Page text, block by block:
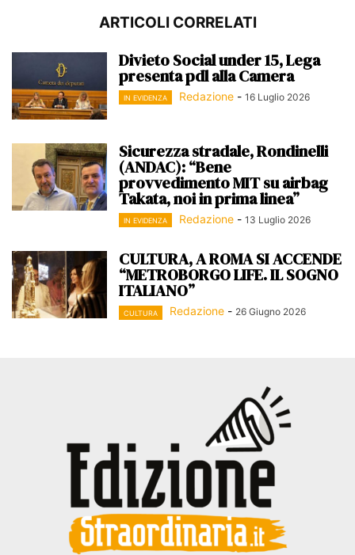
ARTICOLI CORRELATI
Divieto Social under 15, Lega
presenta pdl alla Camera
IN EVIDENZA Redazione - 16 Luglio 2026
Sicurezza stradale, Rondinelli
(ANDAC): “Bene
provvedimento MIT su airbag
Takata, noi in prima linea”
IN EVIDENZA Redazione - 13 Luglio 2026
CULTURA, A ROMA SI ACCENDE
“METROBORGO LIFE. IL SOGNO
ITALIANO”
CULTURA Redazione - 26 Giugno 2026